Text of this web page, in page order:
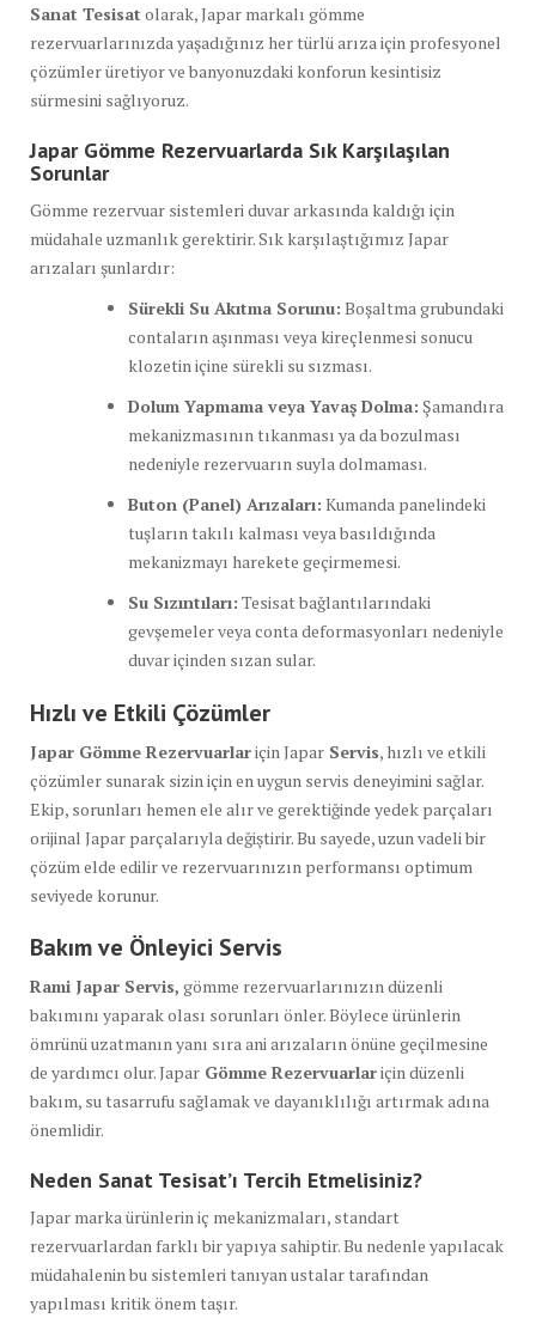
Sanat Tesisat olarak, Japar markalı gömme
rezervuarlarınızda yaşadığınız her türlü arıza için profesyonel
çözümler üretiyor ve banyonuzdaki konforun kesintisiz
sürmesini sağlıyoruz.
Japar Gömme Rezervuarlarda Sık Karşılaşılan
Sorunlar
Gömme rezervuar sistemleri duvar arkasında kaldığı için
müdahale uzmanlık gerektirir. Sık karşılaştığımız Japar
arızaları şunlardır:
Sürekli Su Akıtma Sorunu: Boşaltma grubundaki
contaların aşınması veya kireçlenmesi sonucu
klozetin içine sürekli su sızması.
Dolum Yapmama veya Yavaş Dolma: Şamandıra
mekanizmasının tıkanması ya da bozulması
nedeniyle rezervuarın suyla dolmaması.
Buton (Panel) Arızaları: Kumanda panelindeki
tuşların takılı kalması veya basıldığında
mekanizmayı harekete geçirmemesi.
Su Sızıntıları: Tesisat bağlantılarındaki
gevşemeler veya conta deformasyonları nedeniyle
duvar içinden sızan sular.
Hızlı ve Etkili Çözümler
Japar Gömme Rezervuarlariçin Japar Servis, hızlı ve etkili
çözümler sunarak sizin için en uygun servis deneyimini sağlar.
Ekip, sorunları hemen ele alır ve gerektiğinde yedek parçaları
orijinal Japar parçalarıyla değiştirir. Bu sayede, uzun vadeli bir
çözüm elde edilir ve rezervuarınızın performansı optimum
seviyede korunur.
Bakım ve Önleyici Servis
Rami Japar Servis, gömme rezervuarlarınızın düzenli
bakımını yaparak olası sorunları önler. Böylece ürünlerin
ömrünü uzatmanın yanı sıra ani arızaların önüne geçilmesine
de yardımcı olur. Japar Gömme Rezervuarlariçin düzenli
bakım, su tasarrufu sağlamak ve dayanıklılığı artırmak adına
önemlidir.
Neden Sanat Tesisat’ı Tercih Etmelisiniz?
Japar marka ürünlerin iç mekanizmaları, standart
rezervuarlardan farklı bir yapıya sahiptir. Bu nedenle yapılacak
müdahalenin bu sistemleri tanıyan ustalar tarafından
yapılması kritik önem taşır.